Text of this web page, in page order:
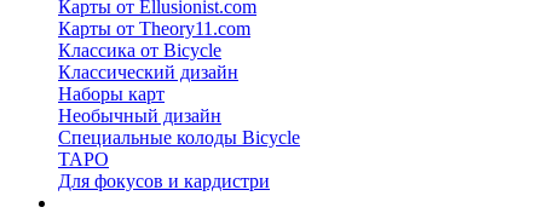
Карты от Ellusionist.com
Карты от Theory11.com
Классика от Bicycle
Классический дизайн
Наборы карт
Необычный дизайн
Специальные колоды Bicycle
ТАРО
Для фокусов и кардистри